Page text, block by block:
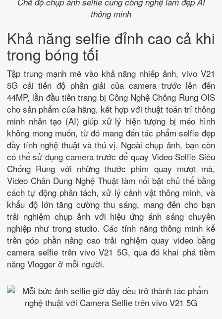
thông minh
Khả năng selfie đỉnh cao cả khi
trong bóng tối
Tập trung mạnh mẽ vào khả năng nhiếp ảnh, vivo V21
5G cải tiến độ phân giải của camera trước lên đến
44MP, lần đầu tiên trang bị Công Nghệ Chống Rung OIS
cho sản phẩm của hãng, kết hợp với thuật toán trí thông
minh nhân tạo (AI) giúp xử lý hiện tượng bị méo hình
không mong muốn, từ đó mang đến tác phẩm selfie đẹp
đầy tính nghệ thuật và thú vị. Ngoài chụp ảnh, bạn còn
có thể sử dụng camera trước để quay Video Selfie Siêu
Chống Rung với những thước phim quay mượt mà,
Video Chân Dung Nghệ Thuật làm nổi bật chủ thể bằng
cách tự động phân tách, xử lý cảnh vật thông minh, và
khẩu độ lớn tăng cường thu sáng, mang đến cho bạn
trải nghiệm chụp ảnh với hiệu ứng ánh sáng chuyên
nghiệp như trong studio. Các tính năng thông minh kể
trên góp phần nâng cao trải nghiệm quay video bằng
camera selfie trên vivo V21 5G, qua đó khai phá tiềm
năng Vlogger ở mỗi người.